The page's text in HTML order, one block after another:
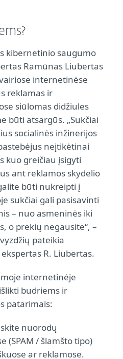
kibernetinio saugumo
Ramūnas Liubertas
internetinėse
reklamas ir
siūlomas didžiules
būti atsargūs. „Sukčiai
socialinės inžinerijos
neįtikėtinai
kuo greičiau įsigyti
ant reklamos skydelio
būti nukreipti į
sukčiai gali pasisavinti
– nuo asmeninės iki
o prekių negausite“, –
pateikia
R. Liubertas.
internetinėje
budriems ir
patarimais:
nuorodų
(SPAM / šlamšto tipo)
ar reklamose.